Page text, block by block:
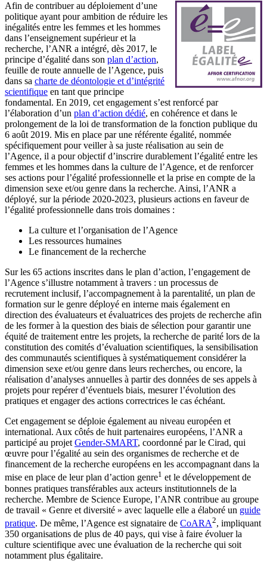
Afin de contribuer au déploiement d’une
politique ayant pour ambition de réduire les
inégalités entre les femmes et les hommes
dans l’enseignement supérieur et la
recherche, l’ANR a intégré, dès 2017, le
principe d’égalité dans son plan d’action,
feuille de route annuelle de l’Agence, puis
dans sa charte de déontologie et d’intégrité
scientifique en tant que principe
fondamental. En 2019, cet engagement s’est renforcé par
l’élaboration d’un plan d’action dédié, en cohérence et dans le
prolongement de la loi de transformation de la fonction publique du
6 août 2019. Mis en place par une référente égalité, nommée
spécifiquement pour veiller à sa juste réalisation au sein de
l’Agence, il a pour objectif d’inscrire durablement l’égalité entre les
femmes et les hommes dans la culture de l’Agence, et de renforcer
ses actions pour l’égalité professionnelle et la prise en compte de la
dimension sexe et/ou genre dans la recherche. Ainsi, l’ANR a
déployé, sur la période 2020-2023, plusieurs actions en faveur de
l’égalité professionnelle dans trois domaines :
La culture et l’organisation de l’Agence
Les ressources humaines
Le financement de la recherche
Sur les 65 actions inscrites dans le plan d’action, l’engagement de
l’Agence s’illustre notamment à travers : un processus de
recrutement inclusif, l’accompagnement à la parentalité, un plan de
formation sur le genre déployé en interne mais également en
direction des évaluateurs et évaluatrices des projets de recherche afin
de les former à la question des biais de sélection pour garantir une
équité de traitement entre les projets, la recherche de parité lors de la
constitution des comités d’évaluation scientifiques, la sensibilisation
des communautés scientifiques à systématiquement considérer la
dimension sexe et/ou genre dans leurs recherches, ou encore, la
réalisation d’analyses annuelles à partir des données de ses appels à
projets pour repérer d’éventuels biais, mesurer l’évolution des
pratiques et engager des actions correctrices le cas échéant.
Cet engagement se déploie également au niveau européen et
international. Aux côtés de huit partenaires européens, l’ANR a
participé au projet Gender-SMART, coordonné par le Cirad, qui
œuvre pour l’égalité au sein des organismes de recherche et de
financement de la recherche européens en les accompagnant dans la
mise en place de leur plan d’action genre1 et le développement de
bonnes pratiques transférables aux acteurs institutionnels de la
recherche. Membre de Science Europe, l’ANR contribue au groupe
de travail « Genre et diversité » avec laquelle elle a élaboré un guide
pratique. De même, l’Agence est signataire de CoARA2, impliquant
350 organisations de plus de 40 pays, qui vise à faire évoluer la
culture scientifique avec une évaluation de la recherche qui soit
notamment plus égalitaire.